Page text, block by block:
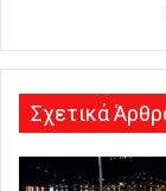
ν
Σχετικά